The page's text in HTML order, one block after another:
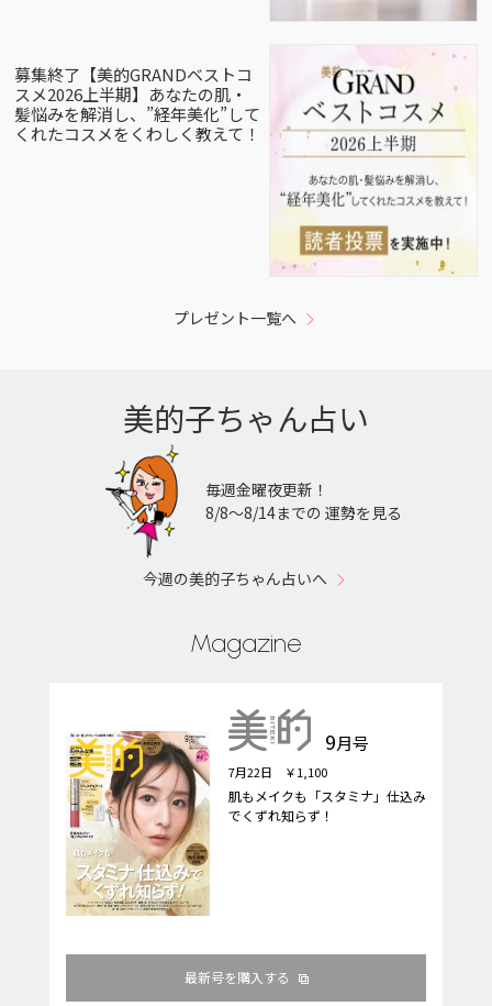
募集終了【美的GRANDベストコ
スメ2026上半期】あなたの肌・
髪悩みを解消し、”経年美化”して
くれたコスメをくわしく教えて！
プレゼント一覧へ
美的子ちゃん占い
毎週金曜夜更新！
8/8〜8/14までの 運勢を見る
今週の美的子ちゃん占いへ
Magazine
9月号
7月22日 ￥1,100
肌もメイクも「スタミナ」仕込み
でくずれ知らず！
最新号を購入する